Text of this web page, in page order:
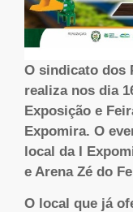
O sindicato dos
realiza nos dia
Exposição e
Expomira. O
local da I
e Arena Zé do
O local que já